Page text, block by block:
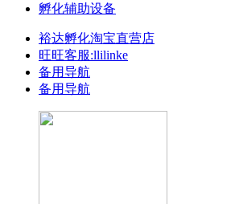
孵化辅助设备
裕达孵化淘宝直营店
旺旺客服:llilinke
备用导航
备用导航